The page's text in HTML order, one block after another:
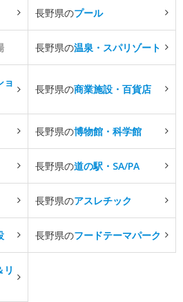
長野県のプール
長野県の温泉・スパリゾート
ョ
長野県の商業施設・百貨店
長野県の博物館・科学館
長野県の道の駅・SA/PA
長野県のアスレチック
長野県のフードテーマパーク
リ